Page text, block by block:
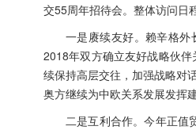
交55周年招待会。整体访问日
一是赓续友好。赖辛格
2018年双方确立友好战略伙
续保持高层交往，加强战略对
奥方继续为中欧关系发展发挥
二是互利合作。今年正值